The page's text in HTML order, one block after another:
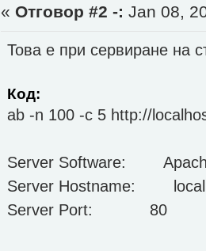
« Отговор #2 -: Jan 08,
Това е при сервиране на
Код:
ab -n 100 -c 5 http://
Server Software:
Server Hostname:
Server Port: 80